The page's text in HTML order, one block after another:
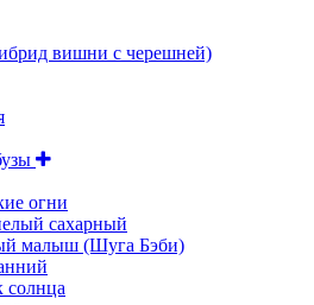
вишни с черешней)
огни
сахарный
малыш (Шуга Бэби)
солнца